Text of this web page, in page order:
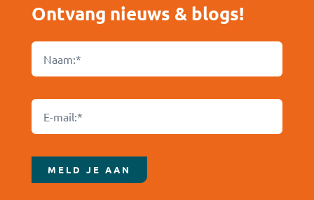
Ontvang nieuws & blogs!
MELD JE AAN